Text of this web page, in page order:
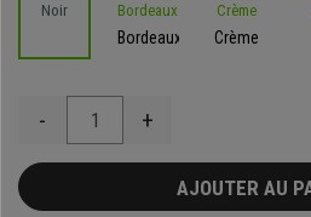
Bordeaux Crème
- +
AJOUTER AU